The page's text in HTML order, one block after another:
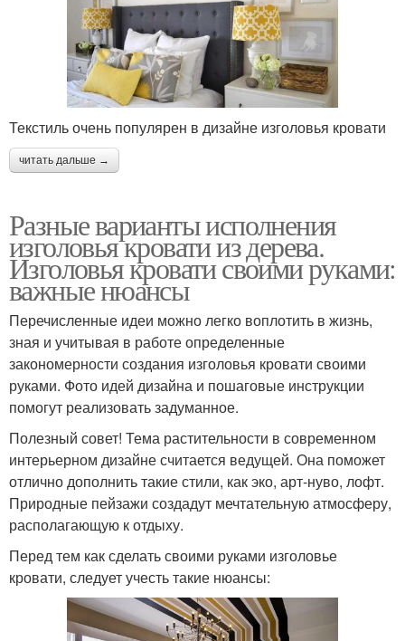
Текстиль очень популярен в дизайне изголовья кровати
читать дальше →
Разные варианты исполнения
изголовья кровати из дерева.
Изголовья кровати своими руками:
важные нюансы
Перечисленные идеи можно легко воплотить в жизнь,
зная и учитывая в работе определенные
закономерности создания изголовья кровати своими
руками. Фото идей дизайна и пошаговые инструкции
помогут реализовать задуманное.
Полезный совет! Тема растительности в современном
интерьерном дизайне считается ведущей. Она поможет
отлично дополнить такие стили, как эко, арт-нуво, лофт.
Природные пейзажи создадут мечтательную атмосферу,
располагающую к отдыху.
Перед тем как сделать своими руками изголовье
кровати, следует учесть такие нюансы: